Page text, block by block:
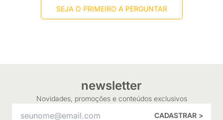
SEJA O PRIMEIRO A PERGUNTAR
newsletter
Novidades, promoções e conteúdos exclusivos
CADASTRAR >